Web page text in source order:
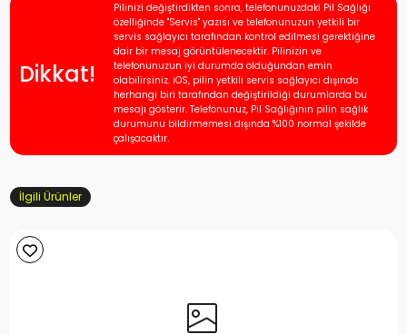
Dikkat!
Pilinizi değiştirdikten sonra, telefonunuzdaki Pil Sağlığı
özelliğinde "Servis" yazısı ve telefonunuzun yetkili bir
servis sağlayıcı tarafından kontrol edilmesi gerektiğine
dair bir mesaj görüntülenecektir. Pilinizin ve
telefonunuzun iyi durumda olduğundan emin
olabilirsiniz. iOS, pilin yetkili servis sağlayıcı dışında
herhangi biri tarafından değiştirildiği durumlarda bu
mesajı gösterir. Telefonunuz, Pil Sağlığının pilin sağlık
durumunu bildirmemesi dışında %100 normal şekilde
çalışacaktır.
İlgili Ürünler